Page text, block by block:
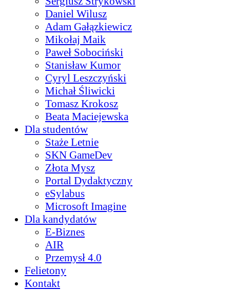
Daniel Wilusz
Adam Gałązkiewicz
Mikołaj Maik
Paweł Sobociński
Stanisław Kumor
Cyryl Leszczyński
Michał Śliwicki
Tomasz Krokosz
Beata Maciejewska
Dla studentów
Staże Letnie
SKN GameDev
Złota Mysz
Portal Dydaktyczny
eSylabus
Microsoft Imagine
Dla kandydatów
E-Biznes
AIR
Przemysł 4.0
Felietony
Kontakt